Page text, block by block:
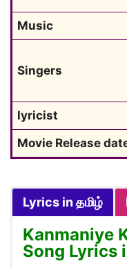
Music
Singers
lyricist
Movie Release
Lyrics in தமிழ்
Kanmaniye
Song Lyrics